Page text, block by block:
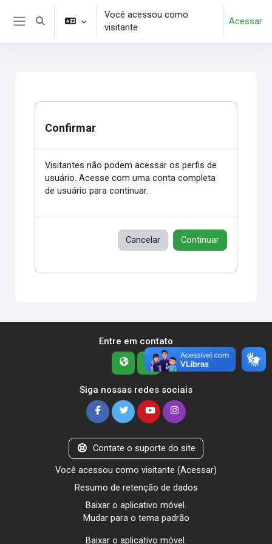
Ir para o conteúdo principal
Alternar entrada de pesquisa
Você acessou como
visitante
Acessar
Confirmar
Visitantes não podem acessar os perfis de
usuário. Acesse com uma conta completa
de usuário para continuar.
Cancelar Continuar
Entre em contato
Siga nossas redes sociais
Contate o suporte do site
Você acessou como visitante (Acessar)
Resumo de retenção de dados
Baixar o aplicativo móvel.
Mudar para o tema padrão
Baixar o aplicativo móvel.